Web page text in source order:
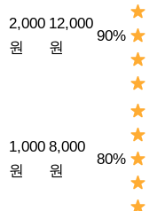
2,000
원
12,000
원
90%
1,000
원
8,000
원
80%